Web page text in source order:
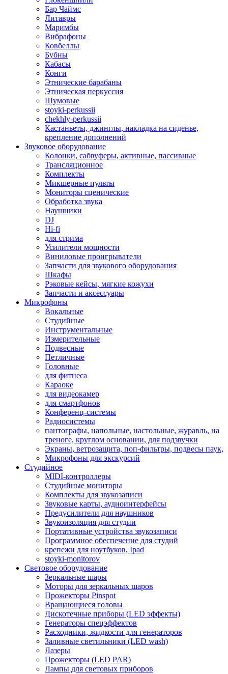
Бар Чаймс
Литавры
Маримбы
Вибрафоны
Ковбеллы
Бубны
Кабасы
Конги
Этнические барабаны
Этническая перкуссия
Шумовые
stoyki-perkussii
chekhly-perkussii
Кастаньеты, джинглы, накладка на сиденье,
крепление дополнений
Звуковое оборудование
Колонки, сабвуферы, активные, пассивные
Трансляционное
Комплекты
Микшерные пульты
Мониторы сценические
Обработка звука
Наушники
DJ
Hi-fi
для стрима
Усилители мощности
Виниловые проигрыватели
Запчасти для звукового оборудования
Шкафы
Рэковые кейсы, мягкие кожухи
Запчасти и аксессуары
Микрофоны
Вокальные
Студийные
Инструментальные
Измерительные
Подвесные
Петличные
Головные
для фитнеса
Караоке
для видеокамер
для смартфонов
Конференц-системы
Радиосистемы
пантографы, напольные, настольные, журавль, на
треноге, круглом основании, для подзвучки
Экраны, ветрозащита, поп-фильтры, подвесы паук,
Микрофоны для экскурсий
Студийное
MIDI-контроллеры
Студийные мониторы
Комплекты для звукозаписи
Звуковые карты, аудиоинтерфейсы
Предусилители для наушников
Звукоизоляция для студии
Портативные устройства звукозаписи
Программное обеспечение для студий
крепежи для ноутбуков, Ipad
stoyki-monitorov
Световое оборудование
Зеркальные шары
Моторы для зеркальных шаров
Прожекторы Pinspot
Вращающиеся головы
Дискотечные приборы (LED эффекты)
Генераторы спецэффектов
Расходники, жидкости для генераторов
Заливные светильники (LED wash)
Лазеры
Прожекторы (LED PAR)
Лампы для световых приборов